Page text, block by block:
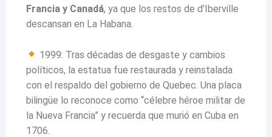
Francia y Canadá, ya que los restos de d’Iberville
descansan en La Habana.
1999: Tras décadas de desgaste y cambios
políticos, la estatua fue restaurada y reinstalada
con el respaldo del gobierno de Quebec. Una placa
bilingüe lo reconoce como “célebre héroe militar de
la Nueva Francia” y recuerda que murió en Cuba en
1706.